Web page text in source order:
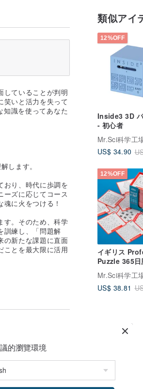
類似アイ
12%OFF
Inside3 3D
- 初心者
Mr.Sci科学工
US$ 34.90
12%OFF
イギリス
Puzzle 365日
題
Mr.Sci科学工
US$ 38.81
していることが判明
笑いと活力を失って
識を使ってあなた
します。
おり、時代に歩調を
ズに応じてコース
に火をつける！
す。そのため、科学
訓練し、「問題解
の新たな課題に直面
ことを最大限に活用
的瀏覽環境